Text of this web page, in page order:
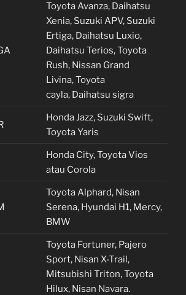
Toyota Avanza, Daihatsu
Xenia, Suzuki APV, Suzuki
Ertiga, Daihatsu Luxio,
Daihatsu Terios, Toyota
Rush, Nissan Grand
Livina, Toyota
cayla, Daihatsu sigra
Honda Jazz, Suzuki Swift,
Toyota Yaris
Honda City, Toyota Vios
atau Corola
Toyota Alphard, Nisan
Serena, Hyundai H1, Mercy,
BMW
Toyota Fortuner, Pajero
Sport, Nisan X-Trail,
Mitsubishi Triton, Toyota
Hilux, Nisan Navara.